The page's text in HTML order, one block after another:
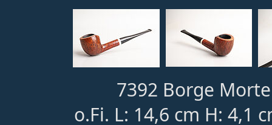
7392 Borge
o.Fi. L: 14,6 cm H: 4,1